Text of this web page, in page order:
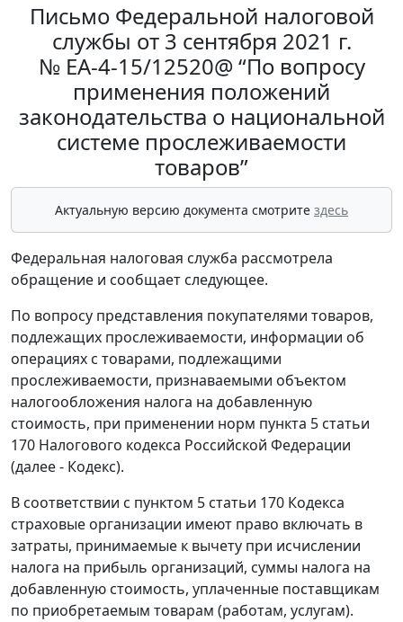
Письмо Федеральной налоговой
службы от 3 сентября 2021 г.
№ ЕА-4-15/12520@ “По вопросу
применения положений
законодательства о национальной
системе прослеживаемости
товаров”
Актуальную версию документа смотрите здесь
Федеральная налоговая служба рассмотрела
обращение и сообщает следующее.
По вопросу представления покупателями товаров,
подлежащих прослеживаемости, информации об
операциях с товарами, подлежащими
прослеживаемости, признаваемыми объектом
налогообложения налога на добавленную
стоимость, при применении норм пункта 5 статьи
170 Налогового кодекса Российской Федерации
(далее - Кодекс).
В соответствии с пунктом 5 статьи 170 Кодекса
страховые организации имеют право включать в
затраты, принимаемые к вычету при исчислении
налога на прибыль организаций, суммы налога на
добавленную стоимость, уплаченные поставщикам
по приобретаемым товарам (работам, услугам).